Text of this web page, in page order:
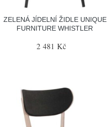
ZELENÁ JÍDELNÍ ŽIDLE UNIQUE
FURNITURE WHISTLER
2 481 Kč